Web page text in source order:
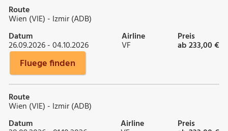
Route
Wien (VIE) - Izmir (ADB)
Datum
26.09.2026 - 04.10.2026
Airline
VF
Preis
ab 233,00 €
Fluege finden
Route
Wien (VIE) - Izmir (ADB)
Datum
Airline Preis